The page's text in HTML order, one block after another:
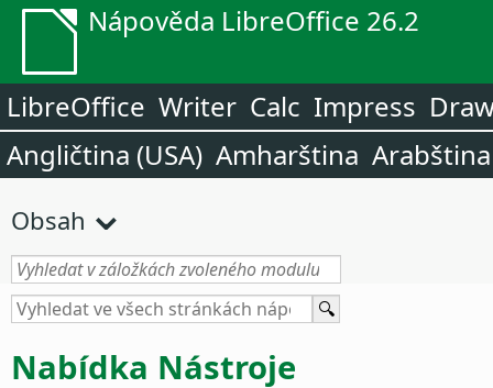
Nápověda LibreOffice 26.2
LibreOffice Writer Calc Impress
Angličtina (USA) Amharština Arabština
Obsah
Nabídka Nástroje